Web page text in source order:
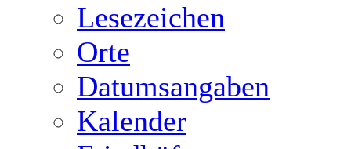
Lesezeichen
Orte
Datumsangaben
Kalender